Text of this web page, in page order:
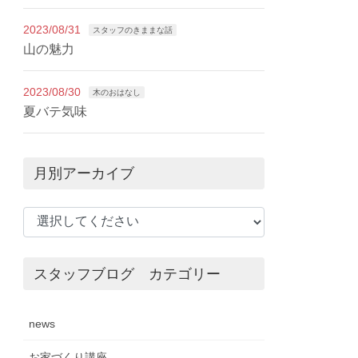
2023/08/31 スタッフのきままな話
山の魅力
2023/08/30 木のおはなし
夏バテ気味
月別アーカイブ
スタッフブログ カテゴリー
news